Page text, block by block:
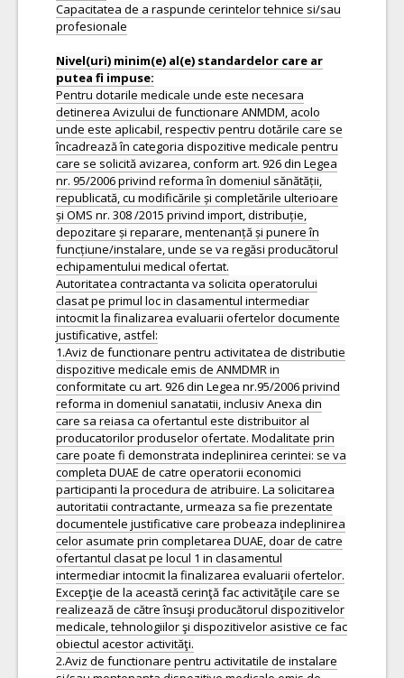
Capacitatea de a raspunde cerintelor tehnice si/sau
profesionale
Nivel(uri) minim(e) al(e) standardelor care ar
Pentru dotarile medicale unde este necesara
detinerea Avizului de functionare ANMDM, acolo
unde este aplicabil, respectiv pentru dotările care se
încadrează în categoria dispozitive medicale pentru
care se solicită avizarea, conform art. 926 din Legea
nr. 95/2006 privind reforma în domeniul sănătății,
republicată, cu modificările și completările ulterioare
și OMS nr. 308 /2015 privind import, distribuție,
depozitare și reparare, mentenanță și punere în
funcțiune/instalare, unde se va regăsi producătorul
echipamentului medical ofertat.
Autoritatea contractanta va solicita operatorului
clasat pe primul loc in clasamentul intermediar
intocmit la finalizarea evaluarii ofertelor documente
justificative, astfel:
1.Aviz de functionare pentru activitatea de distributie
dispozitive medicale emis de ANMDMR in
conformitate cu art. 926 din Legea nr.95/2006 privind
reforma in domeniul sanatatii, inclusiv Anexa din
care sa reiasa ca ofertantul este distribuitor al
producatorilor produselor ofertate. Modalitate prin
care poate fi demonstrata indeplinirea cerintei: se va
completa DUAE de catre operatorii economici
participanti la procedura de atribuire. La solicitarea
autoritatii contractante, urmeaza sa fie prezentate
documentele justificative care probeaza indeplinirea
celor asumate prin completarea DUAE, doar de catre
ofertantul clasat pe locul 1 in clasamentul
intermediar intocmit la finalizarea evaluarii ofertelor.
Excepţie de la această cerinţă fac activităţile care se
realizează de către însuşi producătorul dispozitivelor
medicale, tehnologiilor şi dispozitivelor asistive ce fac
obiectul acestor activităţi.
2.Aviz de functionare pentru activitatile de instalare